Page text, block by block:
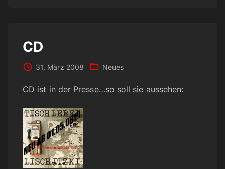
CD
31. März 2008 Neues
CD ist in der Presse…so soll sie aussehen: